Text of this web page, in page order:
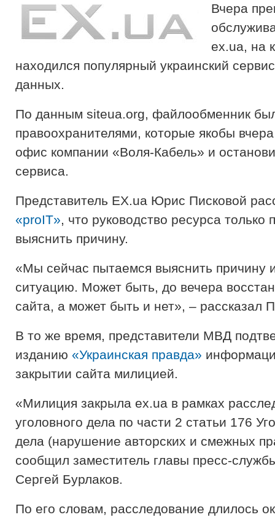
Вчера
ex.ua, на
находился популярный украинский
данных.
По данным siteua.org, файлообменник
правоохранителями, которые якобы
офис компании «Воля-Кабель» и
сервиса.
Представитель EX.ua Юрис Писковой
«proIT», что руководство ресурса только
выяснить причину.
«Мы сейчас пытаемся выяснить причину
ситуацию. Может быть, до вечера
сайта, а может быть и нет», – рассказал
В то же время, представители МВД
изданию «Украинская правда»
закрытии сайта милицией.
«Милиция закрыла ex.ua в рамках
уголовного дела по части 2 статьи 176
дела (нарушение авторских и смежных
сообщил заместитель главы пресс-
Сергей Бурлаков.
По его словам, расследование длилось